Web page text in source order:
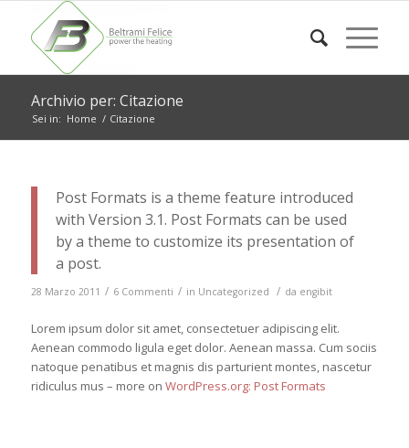
Archivio per: Citazione
Sei in: Home / Citazione
Post Formats is a theme feature introduced
with Version 3.1. Post Formats can be used
by a theme to customize its presentation of
a post.
28 Marzo 2011 / 6 Commenti / in Uncategorized / da engibit
Lorem ipsum dolor sit amet, consectetuer adipiscing elit.
Aenean commodo ligula eget dolor. Aenean massa. Cum sociis
natoque penatibus et magnis dis parturient montes, nascetur
ridiculus mus – more on WordPress.org: Post Formats